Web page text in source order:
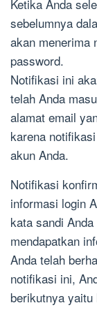
Ketika Anda
sebelumnya
akan menerima
password.
Notifikasi ini
telah Anda
alamat email
karena
akun Anda.
Notifikasi
informasi login
kata sandi
mendapatkan
Anda telah
notifikasi ini,
berikutnya